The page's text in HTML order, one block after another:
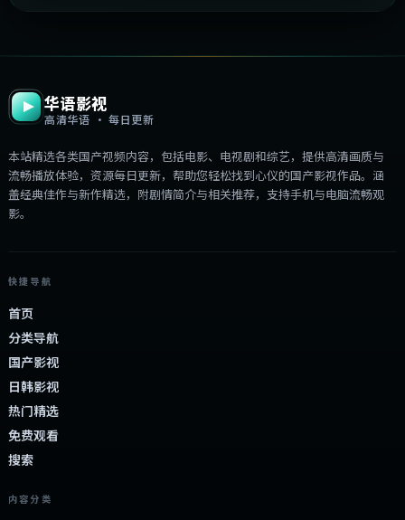
华语影视
高清华语 · 每日更新
本站精选各类国产视频内容，包括电影、电视剧和综艺，提供高清画质与
流畅播放体验，资源每日更新，帮助您轻松找到心仪的国产影视作品。涵
盖经典佳作与新作精选，附剧情简介与相关推荐，支持手机与电脑流畅观
影。
快捷导航
首页
分类导航
国产影视
日韩影视
热门精选
免费观看
搜索
内容分类